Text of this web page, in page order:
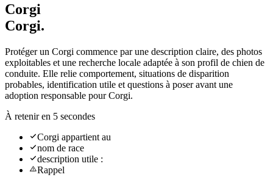
Corgi
Corgi.
Protéger un Corgi commence par une description claire, des photos
exploitables et une recherche locale adaptée à son profil de chien de
conduite. Elle relie comportement, situations de disparition
probables, identification utile et questions à poser avant une
adoption responsable pour Corgi.
À retenir en 5 secondes
Corgi appartient au
nom de race
description utile :
Rappel